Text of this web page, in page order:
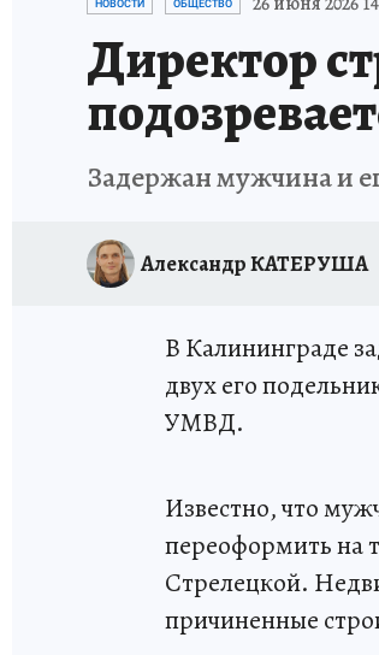
НОВОСТИ ОБЩЕСТВО
Директор
Задержан мужчина и
Александр КАТЕРУША
В Калининграде
двух его
УМВД.
Известно, что
переоформить на
Стрелецкой.
причиненные